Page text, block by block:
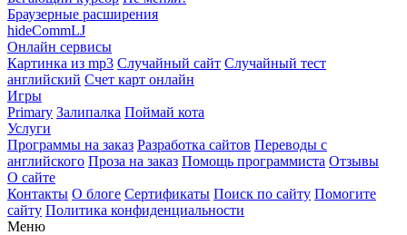
Браузерные расширения
hideCommLJ
Онлайн сервисы
Картинка из mp3 Случайный сайт Случайный тест
английский Счет карт онлайн
Игры
Primary Залипалка Поймай кота
Услуги
Программы на заказ Разработка сайтов Переводы с
английского Проза на заказ Помощь программиста Отзывы
О сайте
Контакты О блоге Сертификаты Поиск по сайту Помогите
сайту Политика конфиденциальности
Меню